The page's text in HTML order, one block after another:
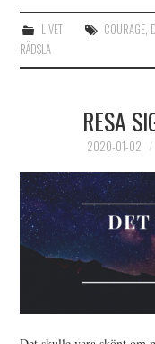
LIVET COURAGE,
RÄDSLA
RESA
2020-01-02